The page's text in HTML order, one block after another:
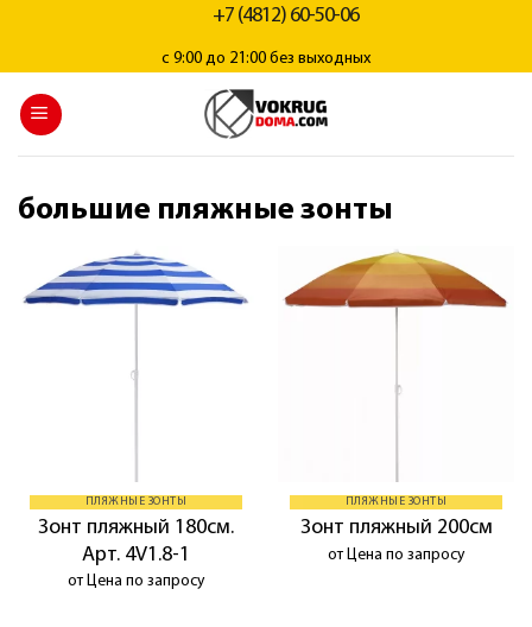
+7 (4812) 60-50-06
с 9:00 до 21:00 без выходных
большие пляжные зонты
ПЛЯЖНЫЕ ЗОНТЫ
Зонт пляжный 180см.
Арт. 4V1.8-1
от Цена по запросу
ПЛЯЖНЫЕ ЗОНТЫ
Зонт пляжный 200см
от Цена по запросу